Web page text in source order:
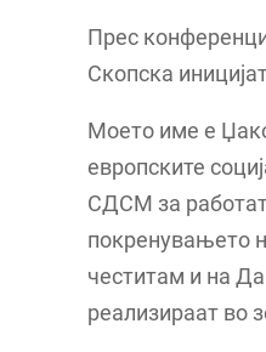
Прес
Скопска
Моето име е
европските
СДСМ за
покренувањето
честитам и на
реализираат во